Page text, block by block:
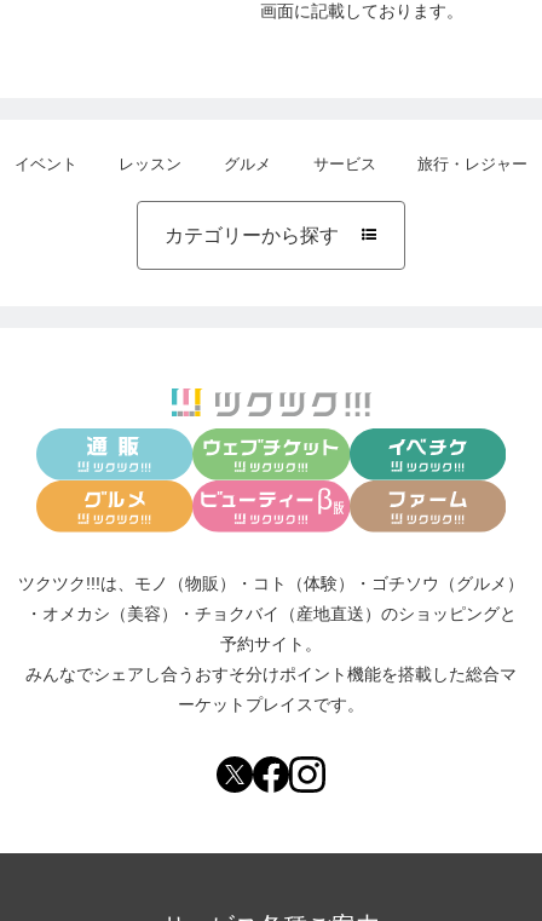
画面に記載しております。
イベント レッスン グルメ サービス 旅行・レジャー
カテゴリーから探す 
ツクツク!!!は、 モノ（物販） ・ コト（体験） ・ ゴチソウ（グルメ）
・ オメカシ（美容） ・ チョクバイ（産地直送） のショッピングと
予約サイト。
みんなでシェアし合う おすそ分けポイント機能を搭載した総合マ
ーケットプレイスです。